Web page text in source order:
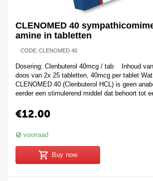
CLENOMED 40
amine in tabletten
CODE: CLENOMED 40
Dosering: Clenbuterol 40mcg / tab Inhoud
doos van 2x 25 tabletten, 40mcg per tablet
CLENOMED 40 (Clenbuterol HCL) is geen
eerder een stimulerend middel dat behoort tot
€12.00
voorraad
Buy now